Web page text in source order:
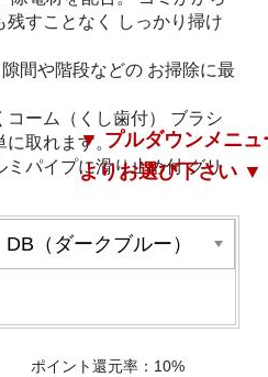
残すことなく しっかり掃け
間や階段などの お掃除に最
ーム（くし歯付） ブラシ
に取れます。
パイプに滑り止め付 グリ
▼ プルダウンメニュ
よりお選び下さい ▼
ポイント還元率：10%